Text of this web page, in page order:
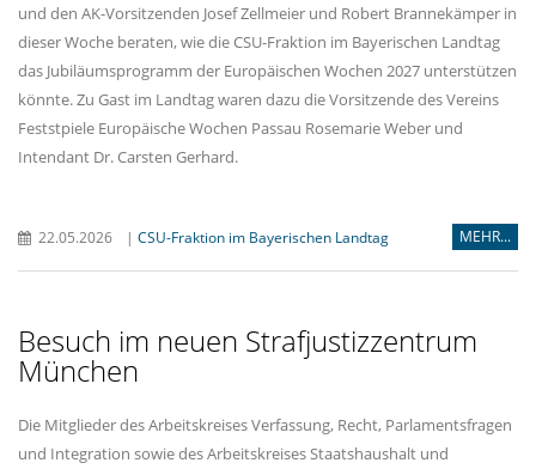
und den AK-Vorsitzenden Josef Zellmeier und Robert Brannekämper in
dieser Woche beraten, wie die CSU-Fraktion im Bayerischen Landtag
das Jubiläumsprogramm der Europäischen Wochen 2027 unterstützen
könnte. Zu Gast im Landtag waren dazu die Vorsitzende des Vereins
Feststpiele Europäische Wochen Passau Rosemarie Weber und
Intendant Dr. Carsten Gerhard.
22.05.2026 | CSU-Fraktion im Bayerischen Landtag MEHR...
Besuch im neuen Strafjustizzentrum
München
Die Mitglieder des Arbeitskreises Verfassung, Recht, Parlamentsfragen
und Integration sowie des Arbeitskreises Staatshaushalt und